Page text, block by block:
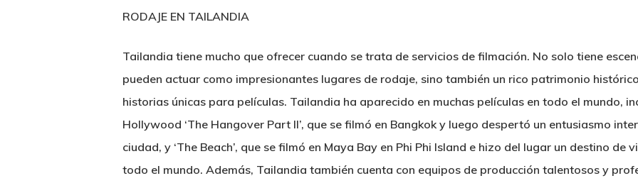
RODAJE EN TAILANDIA
Tailandia tiene mucho que ofrecer cuando se trata de servicios de filmación. No solo tiene
pueden actuar como impresionantes lugares de rodaje, sino también un rico patrimonio
historias únicas para películas. Tailandia ha aparecido en muchas películas en todo el mundo,
Hollywood ‘The Hangover Part II’, que se filmó en Bangkok y luego despertó un entusiasmo
ciudad, y ‘The Beach’, que se filmó en Maya Bay en Phi Phi Island e hizo del lugar un destino
todo el mundo. Además, Tailandia también cuenta con equipos de producción talentosos y